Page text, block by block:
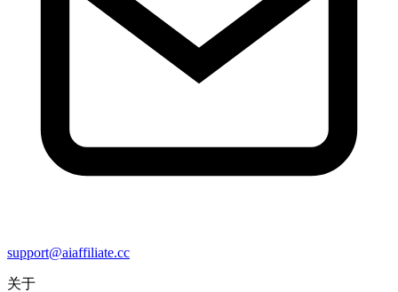
support@aiaffiliate.cc
关于